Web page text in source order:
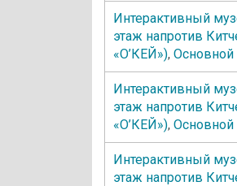
Интерактивный
этаж напротив
«О’КЕЙ»), Основной
Интерактивный
этаж напротив
«О’КЕЙ»), Основной
Интерактивный
этаж напротив